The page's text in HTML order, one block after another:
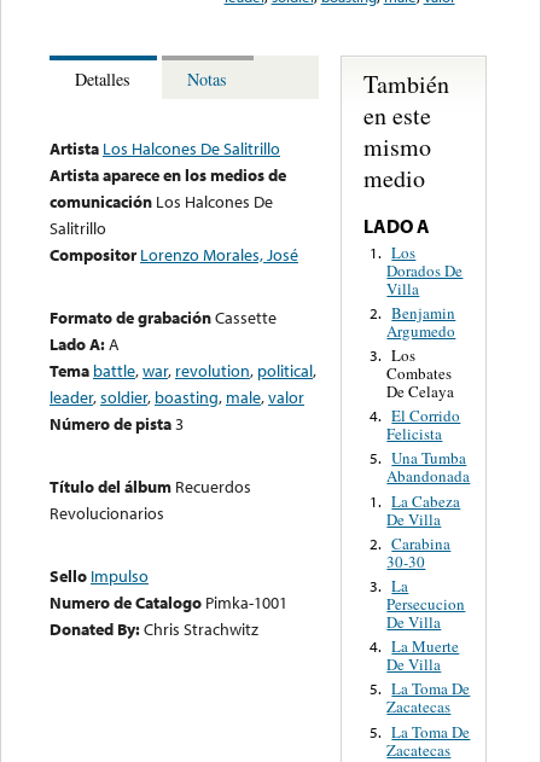
Detalles Notas
Artista Los Halcones De Salitrillo
Artista aparece en los medios de
comunicación Los Halcones De
Salitrillo
Compositor Lorenzo Morales, José
Formato de grabaciónCassette
Lado A:A
Tema battle,war, revolution, political,
leader,soldier, boasting, male,valor
Número de pista3
Título del álbum Recuerdos
Revolucionarios
Sello Impulso
Numero de Catalogo Pimka-1001
Donated By:Chris Strachwitz
También
en este
mismo
medio
LADO A
1. Los
Dorados De
Villa
2. Benjamin
Argumedo
3. Los
Combates
De Celaya
4. El Corrido
Felicista
5. Una Tumba
Abandonada
1. La Cabeza
De Villa
2. Carabina
30-30
3. La
Persecucion
De Villa
4. La Muerte
De Villa
5. La Toma De
Zacatecas
5. La Toma De
Zacatecas